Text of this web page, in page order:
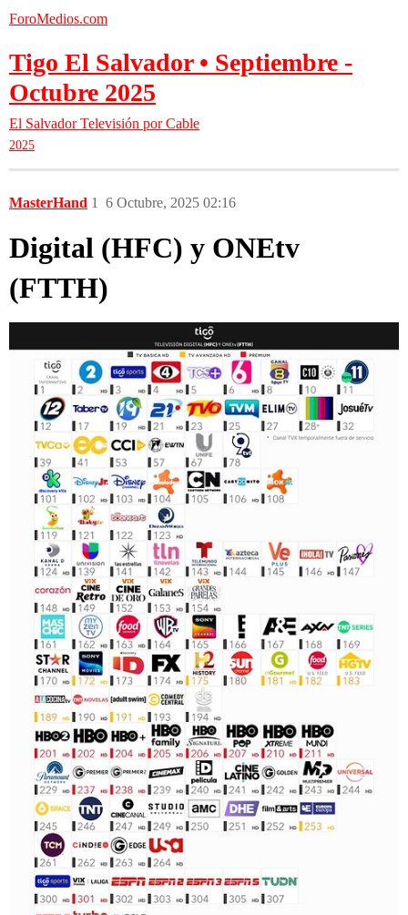
ForoMedios.com
Tigo El Salvador • Septiembre -
Octubre 2025
El Salvador Televisión por Cable
2025
MasterHand 6 Octubre, 2025 02:16
1
Digital (HFC) y ONEtv
(FTTH)